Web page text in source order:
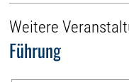
Weitere
Führung